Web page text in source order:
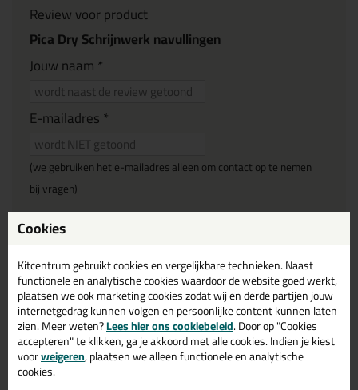
Review voor product
Pica Dry Schrijnwerk navullingen
Jouw naam *
E-mailadres *
(we gebruiken het e-mailadres alleen om contact op te nemen
bij vragen)
Reviewtitel *
Je ervaring
Cookies
Kitcentrum gebruikt cookies en vergelijkbare technieken. Naast
functionele en analytische cookies waardoor de website goed werkt,
plaatsen we ook marketing cookies zodat wij en derde partijen jouw
internetgedrag kunnen volgen en persoonlijke content kunnen laten
zien. Meer weten?Lees hier ons cookiebeleid. Door op "Cookies
accepteren" te klikken, ga je akkoord met alle cookies. Indien je kiest
voorweigeren, plaatsen we alleen functionele en analytische
cookies.